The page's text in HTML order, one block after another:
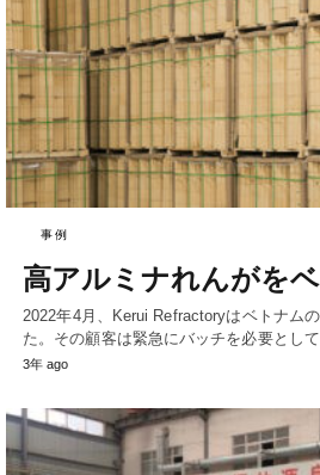
事例
高アルミナれんがを
2022年4月、Kerui Refractoryはベトナム
た。その顧客は緊急にバッチを必要として
3年 ago